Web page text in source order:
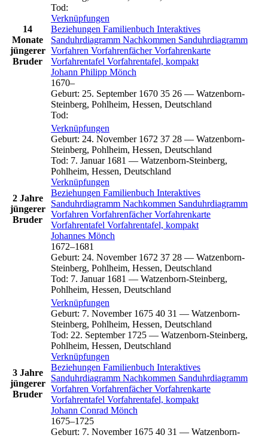
14
Monate
jüngerer
Bruder
Tod:
Verknüpfungen
Beziehungen Familienbuch Interaktives
Sanduhrdiagramm Nachkommen Sanduhrdiagramm
Vorfahren VorfahrenfächerVorfahrenkarte
Vorfahrentafel Vorfahrentafel, kompakt
Johann Philipp Mönch
1670–
Geburt: 25. September 1670 35 26 — Watzenborn-
Steinberg, Pohlheim, Hessen, Deutschland
Tod:
2 Jahre
jüngerer
Bruder
Verknüpfungen
Geburt: 24. November 1672 37 28 — Watzenborn-
Steinberg, Pohlheim, Hessen, Deutschland
Tod: 7. Januar 1681 — Watzenborn-Steinberg,
Pohlheim, Hessen, Deutschland
Verknüpfungen
Beziehungen Familienbuch Interaktives
Sanduhrdiagramm Nachkommen Sanduhrdiagramm
Vorfahren VorfahrenfächerVorfahrenkarte
Vorfahrentafel Vorfahrentafel, kompakt
Johannes Mönch
1672–1681
Geburt: 24. November 1672 37 28 — Watzenborn-
Steinberg, Pohlheim, Hessen, Deutschland
Tod: 7. Januar 1681 — Watzenborn-Steinberg,
Pohlheim, Hessen, Deutschland
3 Jahre
jüngerer
Bruder
Verknüpfungen
Geburt: 7. November 1675 40 31 — Watzenborn-
Steinberg, Pohlheim, Hessen, Deutschland
Tod: 22. September 1725 — Watzenborn-Steinberg,
Pohlheim, Hessen, Deutschland
Verknüpfungen
Beziehungen Familienbuch Interaktives
Sanduhrdiagramm Nachkommen Sanduhrdiagramm
Vorfahren VorfahrenfächerVorfahrenkarte
Vorfahrentafel Vorfahrentafel, kompakt
Johann Conrad Mönch
1675–1725
Geburt: 7. November 1675 40 31 — Watzenborn-